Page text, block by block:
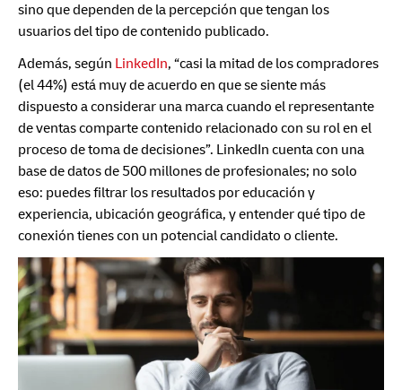
sino que dependen de la percepción que tengan los
usuarios del tipo de contenido publicado.
Además, según LinkedIn, “casi la mitad de los compradores
(el 44%) está muy de acuerdo en que se siente más
dispuesto a considerar una marca cuando el representante
de ventas comparte contenido relacionado con su rol en el
proceso de toma de decisiones”. LinkedIn cuenta con una
base de datos de 500 millones de profesionales; no solo
eso: puedes filtrar los resultados por educación y
experiencia, ubicación geográfica, y entender qué tipo de
conexión tienes con un potencial candidato o cliente.